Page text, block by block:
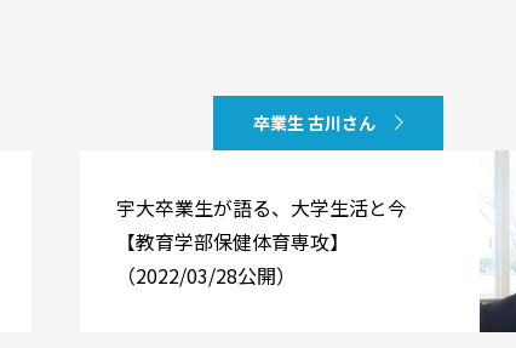
卒業生 古川さん
宇大卒業生が語る、大学生活と今
【教育学部保健体育専攻】
（2022/03/28公開）